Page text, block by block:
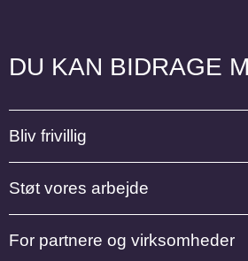
DU KAN BIDRAGE
Bliv frivillig
Støt vores arbejde
For partnere og virksomheder